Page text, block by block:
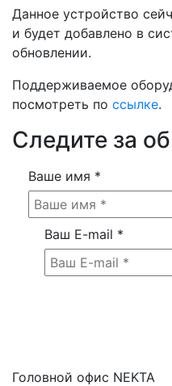
Данное устройство
и будет добавлено в
обновлении.
Поддерживаемое
посмотреть по ссылке.
Следите за
Ваше имя *
Ваш E-mail *
Головной офис NEKTA